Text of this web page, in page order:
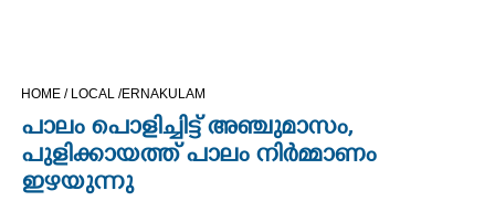
OPINION
HOME / LOCAL /ERNAKULAM
പാലം പൊളിച്ചിട്ട് അഞ്ചുമാസം,​
പുളിക്കായത്ത് പാലം നിർമ്മാണം
ഇഴയുന്നു